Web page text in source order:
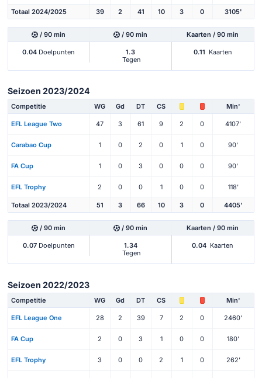
Totaal 2024/2025 39 2 41 10 3 0 3105'
/ 90 min / 90 min Kaarten / 90 min
0.04 Doelpunten
1.3
Tegen
0.11 Kaarten
Seizoen 2023/2024
Competitie WG Gd DT CS Min'
EFL League Two 47 3 61 9 2 0 4107'
Carabao Cup 1 0 2 0 1 0 90'
FA Cup 1 0 3 0 0 0 90'
EFL Trophy 2 0 0 1 0 0 118'
Totaal 2023/2024 51 3 66 10 3 0 4405'
/ 90 min / 90 min Kaarten / 90 min
0.07Doelpunten
1.34
Tegen
0.04 Kaarten
Seizoen 2022/2023
Competitie WG Gd DT CS Min'
EFL League One 28 2 39 7 2 0 2460'
FA Cup 2 0 3 1 0 0 180'
EFL Trophy 3 0 0 2 1 0 262'